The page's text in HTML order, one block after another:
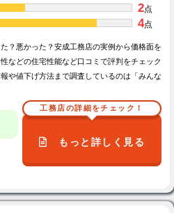
2点
4点
？悪かった？安成工務店の実例から価格面を
などの住宅性能など口コミで評判をチェック
や値下げ方法まで調査しているのは「みんな
工務店の詳細をチェック！
もっと詳しく見る